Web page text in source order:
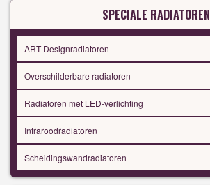
SPECIALE RADIATOREN
ART Designradiatoren
Overschilderbare radiatoren
Radiatoren met LED-verlichting
Infraroodradiatoren
Scheidingswandradiatoren